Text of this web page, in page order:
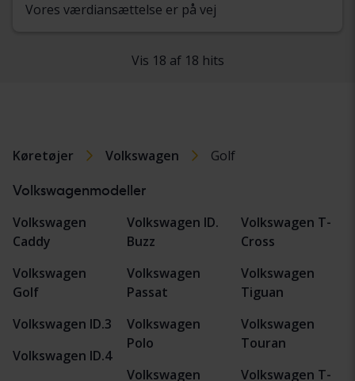
Vores værdiansættelse er på vej
Vis 18 af 18 hits
Køretøjer Volkswagen Golf
Volkswagenmodeller
Volkswagen
Caddy
Volkswagen
Golf
Volkswagen ID.3
Volkswagen ID.4
Volkswagen ID.
Buzz
Volkswagen
Passat
Volkswagen
Polo
Volkswagen
Volkswagen T-
Cross
Volkswagen
Tiguan
Volkswagen
Touran
Volkswagen T-